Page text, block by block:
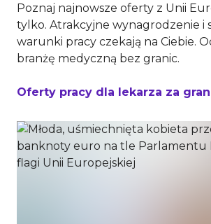
Poznaj najnowsze oferty z Unii
tylko. Atrakcyjne wynagrodzenie i
warunki pracy czekają na Ciebie.
branżę medyczną bez granic.
Oferty pracy dla lekarza za